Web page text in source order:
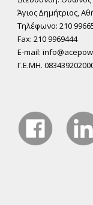
Άγιος ∆ηµήτριος,
Τηλέφωνο: 210
Fax: 210 9969444
E-mail:
Γ.Ε.ΜΗ.